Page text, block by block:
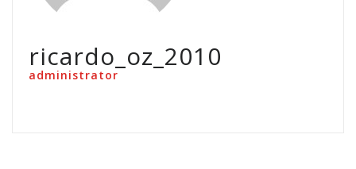
ricardo_oz_2010
administrator